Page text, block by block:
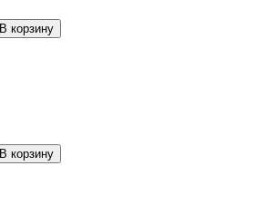
В корзину
В корзину